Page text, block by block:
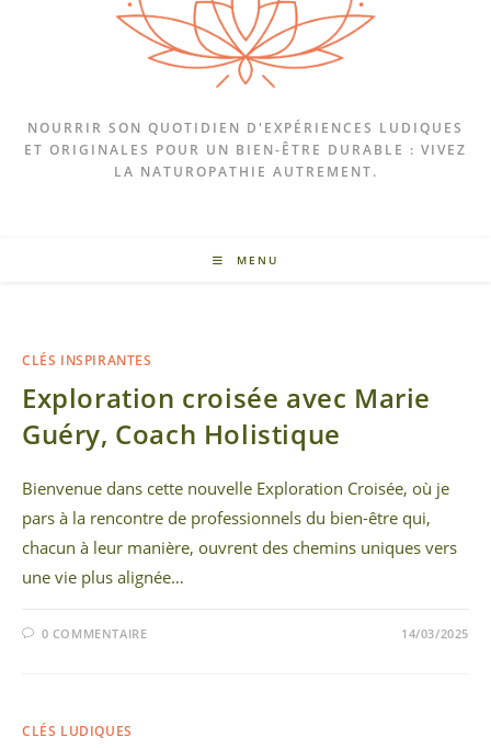
NOURRIR SON QUOTIDIEN D'EXPÉRIENCES LUDIQUES
ET ORIGINALES POUR UN BIEN-ÊTRE DURABLE : VIVEZ
LA NATUROPATHIE AUTREMENT.
MENU
CLÉS INSPIRANTES
Exploration croisée avec Marie
Guéry, Coach Holistique
Bienvenue dans cette nouvelle Exploration Croisée, où je
pars à la rencontre de professionnels du bien-être qui,
chacun à leur manière, ouvrent des chemins uniques vers
une vie plus alignée…
0 COMMENTAIRE 14/03/2025
CLÉS LUDIQUES